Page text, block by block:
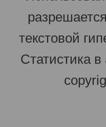
текстовой
Статистика